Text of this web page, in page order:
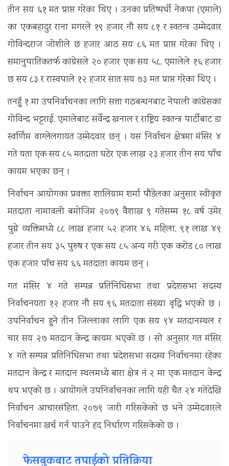
तीन सय ६१ मत प्राप्त गरेका थिए । उनका प्रतिष्पर्धी नेकपा (एमाले)
का एकबहादुर राना मगरले १९ हजार नौ सय ८१ र स्वतन्त्र उम्मेदवार
गोविन्दराज जोशीले छ हजार आठ सय ८६ मत प्राप्त गरेका थिए ।
समानुपातिकतर्फ कांग्रेसले २० हजार एक सय ५८, एमालेले १६ हजार
छ सय ८३ र रास्वपाले १२ हजार सात सय ७३ मत प्राप्त गरेका थिए ।
तनहुँ १ मा उपनिर्वाचनका लागि सत्ता गठबन्धनबाट नेपाली कांग्रेसका
गोविन्द भट्टराई, एमालेबाट सर्वेन्द्र खनाल र राष्ट्रिय स्वतन्त्र पार्टीबाट डा
स्वर्णिम वाग्लेलगायत उम्मेदवार छन् । यस निर्वाचन क्षेत्रमा मंसिर ४
गते यता एक सय ८५ मतदाता घटेर एक लाख २३ हजार तीन सय पाँच
कायम भएका छन् ।
निर्वाचन आयोगका प्रवक्ता शालिग्राम शर्मा पौडेलका अनुसार स्वीकृत
मतदाता नामावली बमोजिम २०७९ वैशाख ९ गतेसम्म १८ वर्ष उमेर
पुग्ने व्यक्तिमध्ये ८८ लाख हजार ५२ हजार ४६ महिला, ९१ लाख ४९
हजार तीन सय ३५ पुरुष र एक सय ८५ अन्य गरी एक करोड ८० लाख
एक हजार पाँच सय ६६ मतदाता कायम छन् ।
गत मंसिर ४ गते सम्पन्न प्रतिनिधिसभा तथा प्रदेशसभा सदस्य
निर्वाचनयता १२ हजार नौ सय ९६ मतदाता संख्या वृद्धि भएको छ ।
उपनिर्वाचन हुने तीन जिल्लाका लागि एक सय ९४ मतदानस्थल र
चार सय २७ मतदान केन्द्र कायम भएको छ । सो अनुसार गत मंसिर
४ गते सम्पन्न प्रतिनिधिसभा तथा प्रदेशसभा सदस्य निर्वाचनमा रहेका
मतदान केन्द्र र मतदान स्थलमध्ये बारा क्षेत्र नं २ मा एक मतदान केन्द्र
थप भएको छ । आयोगले उपनिर्वाचनका लागि यही चैत २४ गतेदेखि
निर्वाचन आचारसंहिता, २०७९ जारी गरिसकेको छ भने उम्मेदवारले
निर्वाचनमा खर्च गर्न पाउने हद निर्धारण गरिसकेको छ ।
फेसबुकबाट तपाईको प्रतिक्रिया